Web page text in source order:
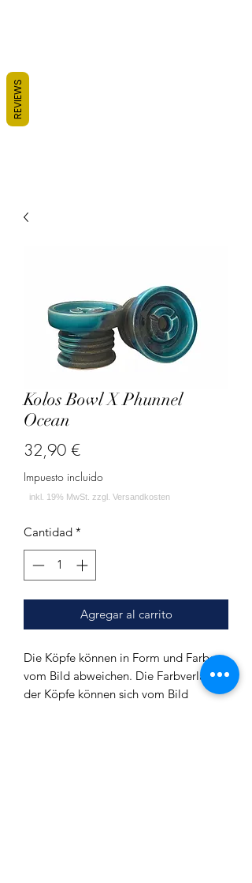
Kolos Bowl X Phunnel
Ocean
32,90 €Precio
Impuesto incluido
Cantidad *
Agregar al carrito
Die Köpfe können in Form und Farbe
vom Bild abweichen. Die Farbverläufe
der Köpfe können sich vom Bild
REVIEWS